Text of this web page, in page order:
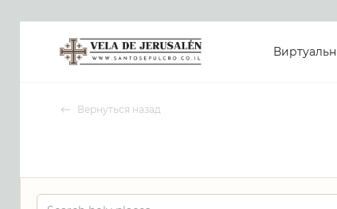
Вернуться назад